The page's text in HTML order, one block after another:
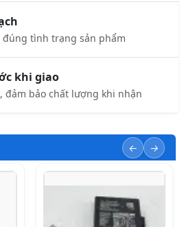
tình trạng sản phẩm
khi giao
đảm bảo chất lượng khi nhận